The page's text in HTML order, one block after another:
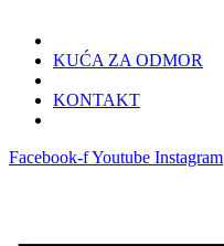
KUĆA ZA ODMOR
KONTAKT
Facebook-fYoutube Instagram